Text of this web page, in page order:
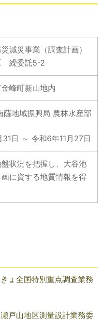
減災事業（調査計画）
繰委託5-2
峰町新山地内
薩地域振興局 農林水産部
日 ～ 令和6年11月27日
状況を把握し、大谷池
に資する地質情報を得
ょ全国特別重点調査業務
戸山地区測量設計業務委